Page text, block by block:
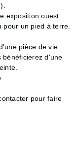
exposition ouest.
pour un pied à terre.
pièce de vie
bénéficierez d'une
pour faire